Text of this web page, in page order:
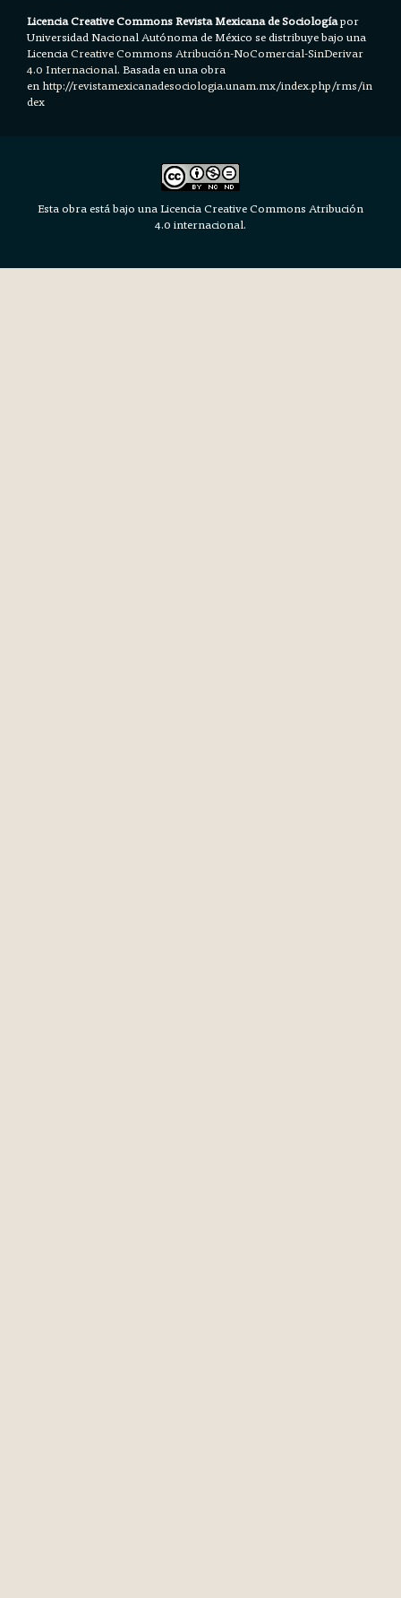
Licencia Creative Commons Revista Mexicana de Sociologíapor
Universidad Nacional Autónoma de México se distribuye bajo una
LicenciaCreative Commons Atribución-NoComercial-SinDerivar
4.0 Internacional.Basada en una obra
en http://revistamexicanadesociologia.unam.mx/index.php/rms/in
dex
Esta obra está bajo una Licencia Creative Commons Atribución
4.0 internacional.